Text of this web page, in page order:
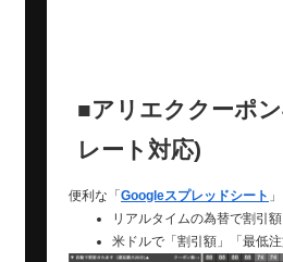
■アリエククーポ
レート対応)
便利な「 Googleスプレッドシート
リアルタイムの為替で割引
米ドルで「割引額」「最低